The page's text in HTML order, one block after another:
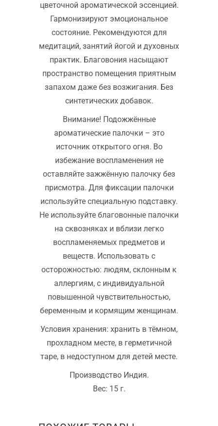
цветочной ароматической эссенцией.
Гармонизируют эмоциональное
состояние. Рекомендуются для
медитаций, занятий йогой и духовных
практик. Благовония насыщают
пространство помещения приятным
запахом даже без возжигания. Без
синтетических добавок.
Внимание! Подожжённые
ароматические палочки – это
источник открытого огня. Во
избежание воспламенения не
оставляйте зажжённую палочку без
присмотра. Для фиксации палочки
используйте специальную подставку.
Не используйте благовонные палочки
на сквозняках и вблизи легко
воспламеняемых предметов и
веществ. Использовать с
осторожностью: людям, склонным к
аллергиям, с индивидуальной
повышенной чувствительностью,
беременным и кормящим женщинам.
Условия хранения: хранить в тёмном,
прохладном месте, в герметичной
таре, в недоступном для детей месте.
Производство Индия.
Вес: 15 г.